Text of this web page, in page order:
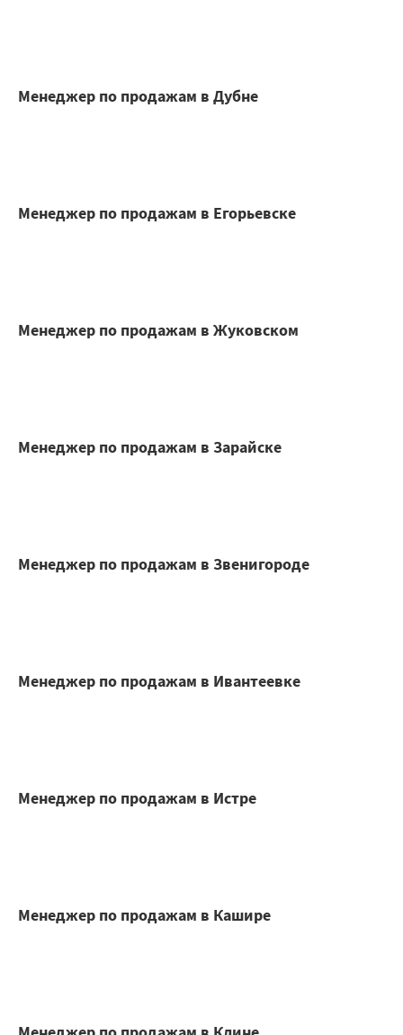
Менеджер по продажам в Дубне
Менеджер по продажам в Егорьевске
Менеджер по продажам в Жуковском
Менеджер по продажам в Зарайске
Менеджер по продажам в Звенигороде
Менеджер по продажам в Ивантеевке
Менеджер по продажам в Истре
Менеджер по продажам в Кашире